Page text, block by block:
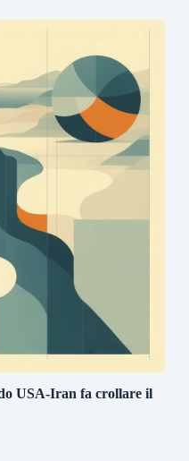
USA-Iran fa crollare il